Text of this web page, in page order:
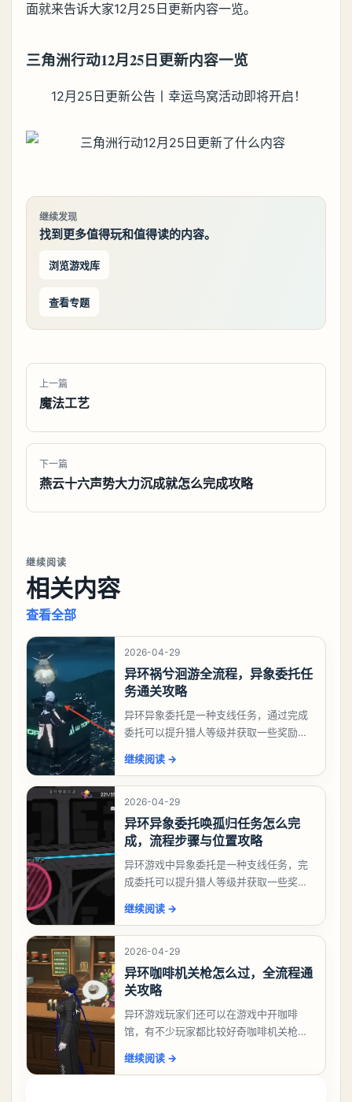
面就来告诉大家12月25日更新内容一览。
三角洲行动12月25日更新内容一览
12月25日更新公告丨幸运鸟窝活动即将开启！
继续发现
找到更多值得玩和值得读的内容。
浏览游戏库
查看专题
上一篇
魔法工艺
下一篇
燕云十六声势大力沉成就怎么完成攻略
继续阅读
相关内容
查看全部
2026-04-29
异环祸兮洄游全流程，异象委托任
务通关攻略
异环异象委托是一种支线任务，通过完成
委托可以提升猎人等级并获取一些奖励，
么做，下面就来告诉大家。异环异象委托
祸兮洄游任务攻略
继续阅读 →
2026-04-29
异环异象委托唤孤归任务怎么完
成，流程步骤与位置攻略
异环游戏中异象委托是一种支线任务，完
成委托可以提升猎人等级并获取一些奖
么做，今天游戏熊就来告诉大家。异环异
象委托唤孤归任务攻
继续阅读 →
2026-04-29
异环咖啡机关枪怎么过，全流程通
关攻略
异环游戏玩家们还可以在游戏中开咖啡
馆，有不少玩家都比较好奇咖啡机关枪应
机关枪攻略。异环咖啡机关枪怎么过一、
继续阅读 →